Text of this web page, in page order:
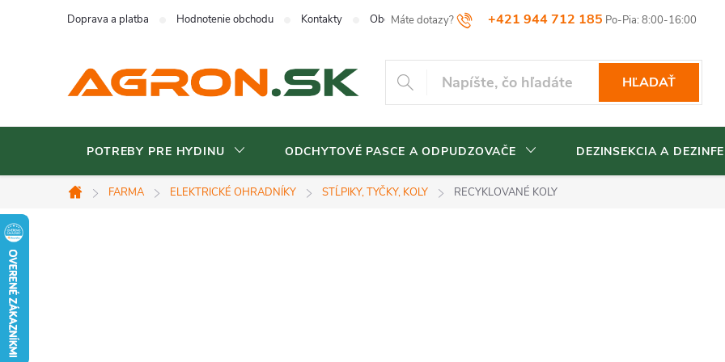
+421 944 712 185
Doprava a platba Hodnotenie obchodu Kontakty Obchodné podmienky Reklamačný poriadok Vrátenia tovaru
HĽADAŤ
POTREBY PRE HYDINU ODCHYTOVÉ PASCE A ODPUDZOVAČE DEZINSEKCIA A
Domov
FARMA ELEKTRICKÉ OHRADNÍKY STĹPIKY, TYČKY, KOLY RECYKLOVANÉ KOLY